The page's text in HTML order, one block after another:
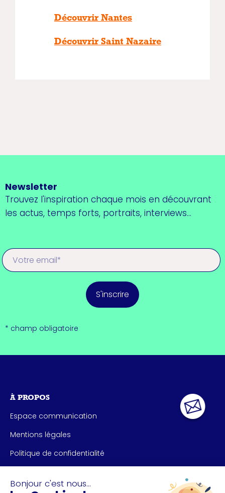
Découvrir Nantes
Découvrir Saint Nazaire
Newsletter
Trouvez l'inspiration chaque mois en découvrant
les actus, temps forts, portraits, interviews...
S'inscrire
* champ obligatoire
À PROPOS
Espace communication
Mentions légales
Politique de confidentialité